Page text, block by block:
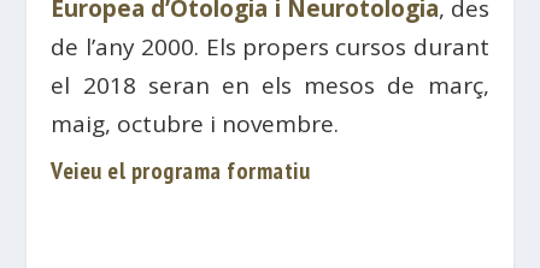
Europea d’Otologia i Neurotologia, des
de l’any 2000. Els propers cursos durant
el 2018 seran en els mesos de març,
maig, octubre i novembre.
Veieu el programa formatiu